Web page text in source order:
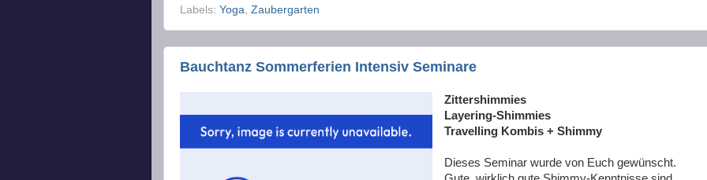
Labels: Yoga, Zaubergarten
Bauchtanz Sommerferien Intensiv Seminare
Zittershimmies
Layering-Shimmies
Travelling Kombis + Shimmy
Dieses Seminar wurde von Euch gewünscht.